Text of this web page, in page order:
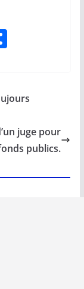
P
g
juge pour
publics.